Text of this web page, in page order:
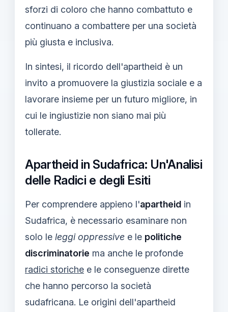
sforzi di coloro che hanno combattuto e
continuano a combattere per una società
più giusta e inclusiva.
In sintesi, il ricordo dell'apartheid è un
invito a promuovere la giustizia sociale e a
lavorare insieme per un futuro migliore, in
cui le ingiustizie non siano mai più
tollerate.
Apartheid in Sudafrica: Un'Analisi
delle Radici e degli Esiti
Per comprendere appieno l'apartheid in
Sudafrica, è necessario esaminare non
solo le leggi oppressive e le politiche
discriminatorie ma anche le profonde
radici storiche e le conseguenze dirette
che hanno percorso la società
sudafricana. Le origini dell'apartheid